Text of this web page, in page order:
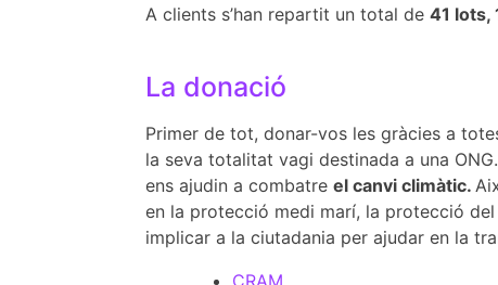
A clients s’han repartit un total de41 lots,
La donació
Primer de tot, donar-vos les gràcies a
la seva totalitat vagi destinada a una
ens ajudin a combatreel canvi climàtic.
en la protecció medi marí, la protecció
implicar a la ciutadania per ajudar en la
CRAM